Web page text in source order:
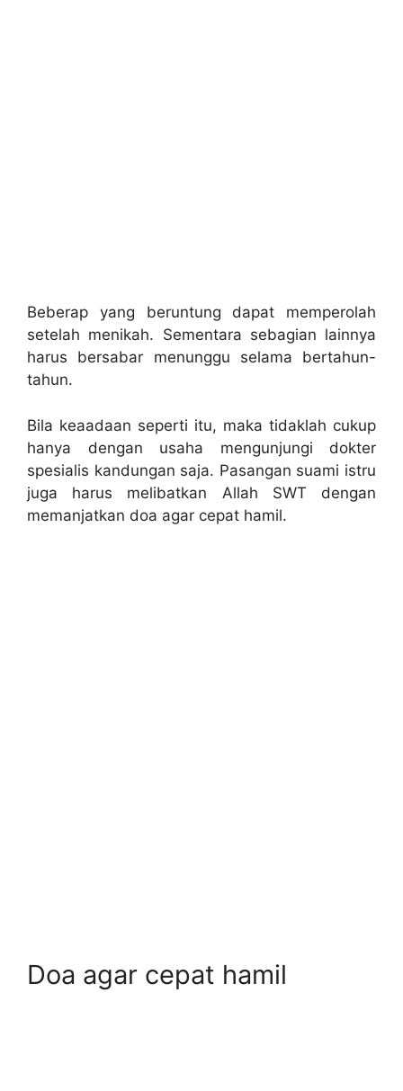
Beberap yang beruntung dapat memperolah
setelah menikah. Sementara sebagian lainnya
harus bersabar menunggu selama bertahun-
tahun.
Bila keaadaan seperti itu, maka tidaklah cukup
hanya dengan usaha mengunjungi dokter
spesialis kandungan saja. Pasangan suami istru
juga harus melibatkan Allah SWT dengan
memanjatkan doa agar cepat hamil.
Doa agar cepat hamil